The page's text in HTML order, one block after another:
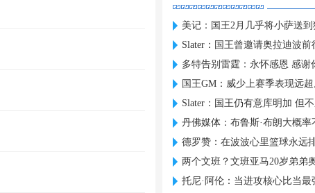
美记：国王2月几乎将小萨送到猛龙
Slater：国王曾邀请奥拉迪波
多特告别雷霆：永怀感恩 感谢你们
国王GM：威少上赛季表现远超底薪
Slater：国王仍有意库明加 但不愿先
丹佛媒体：布鲁斯·布朗大概率不会
德罗赞：在波波心里篮球永远排最后
两个文班？文班亚马20岁弟弟奥
托尼·阿伦：当进攻核心比当最强防